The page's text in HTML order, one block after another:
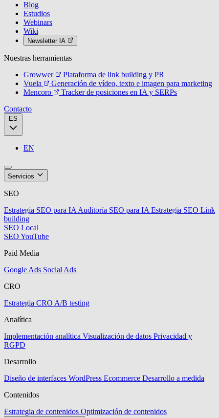
Blog
Estudios
Webinars
Wiki
Newsletter IA
Nuestras herramientas
Growwer
Plataforma de link building y PR
Vuela
Generación de vídeo, texto e imagen para marketing
Mencoro
Tracker de posiciones en IA y SERPs
Contacto
EN
Servicios
SEO
Estrategia SEO para IA Auditoría SEO para IA Estrategia SEO Link
building
SEO Local
SEO YouTube
Paid Media
Google Ads Social Ads
CRO
Estrategia CRO A/B testing
Analítica
Implementación analítica Visualización de datos Privacidad y
RGPD
Desarrollo
Diseño de interfaces WordPress Ecommerce Desarrollo a medida
Contenidos
Estrategia de contenidos Optimización de contenidos